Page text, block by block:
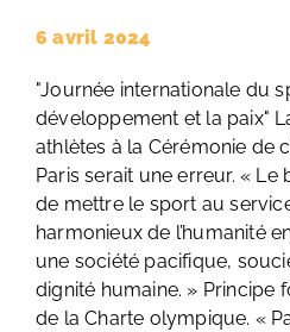
6 avril 2024
"Journée internationale du
développement et la paix"
athlètes à la Cérémonie de
Paris serait une erreur. « Le
de mettre le sport au
harmonieux de l’humanité
une société pacifique,
dignité humaine. » Principe
de la Charte olympique. «